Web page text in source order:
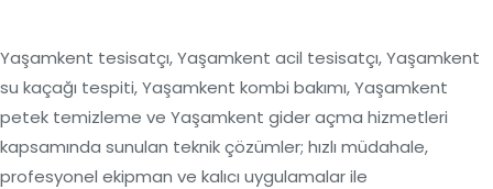
Yaşamkent tesisatçı, Yaşamkent acil tesisatçı, Yaşamkent
su kaçağı tespiti, Yaşamkent kombi bakımı, Yaşamkent
petek temizleme ve Yaşamkent gider açma hizmetleri
kapsamında sunulan teknik çözümler; hızlı müdahale,
profesyonel ekipman ve kalıcı uygulamalar ile